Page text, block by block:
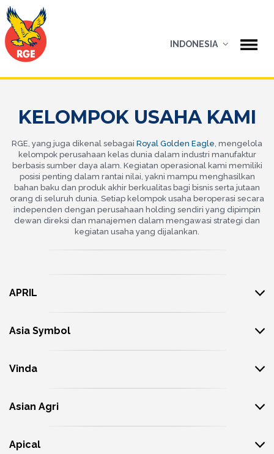
INDONESIA
KELOMPOK USAHA KAMI
RGE, yang juga dikenal sebagai Royal Golden Eagle, mengelola
kelompok perusahaan kelas dunia dalam industri manufaktur
berbasis sumber daya alam. Kegiatan operasional kami memiliki
posisi penting dalam rantai nilai, yakni mampu menghasilkan
bahan baku dan produk akhir berkualitas bagi bisnis serta jutaan
orang di seluruh dunia. Setiap kelompok usaha beroperasi secara
independen dengan perusahaan holding sendiri yang dipimpin
dewan direksi dan manajemen dalam mengawasi strategi dan
kegiatan usaha yang dijalankan.
APRIL
Asia Symbol
Vinda
Asian Agri
Apical